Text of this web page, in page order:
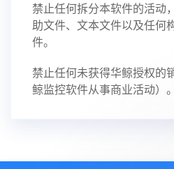
禁止任何拆分本软件的活动
助文件、文本文件以及任何
件。
禁止任何未获得华鲸授权的
鲸监控软件从事商业活动）。